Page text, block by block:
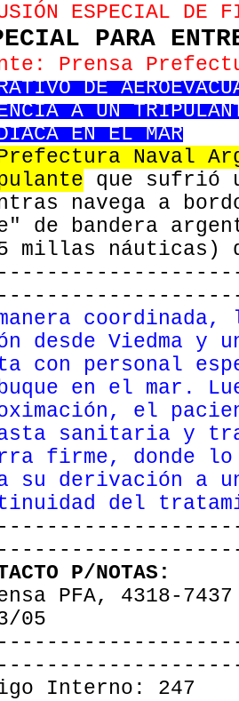
ESPECIAL DE
PARA
Prensa
DE
A UN
EN EL MAR
Naval
que sufrió
navega a
de bandera
millas náuticas)
desde Viedma y
con personal
en el mar.
el
sanitaria y
firme, donde lo
su derivación a
del
P/NOTAS:
PFA, 4318-
05
Interno: 247